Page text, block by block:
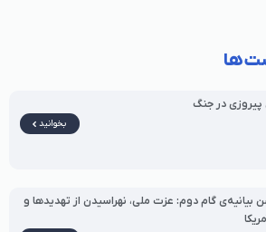
در جنگ
بخوانید
بیانیه‌ی گام دوم: عزت ملی، نهراسیدن از تهدیدها و